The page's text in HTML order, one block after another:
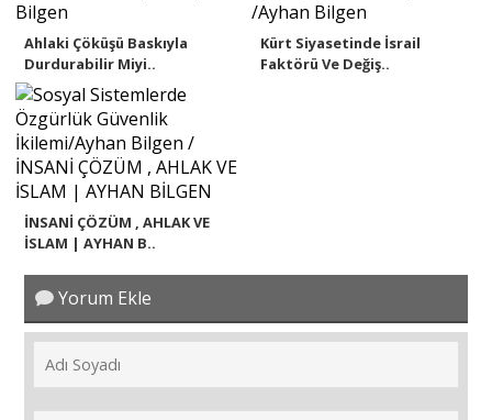
Ahlaki Çöküşü Baskıyla
Durdurabilir Miyi..
Kürt Siyasetinde İsrail
Faktörü Ve Değiş..
İNSANİ ÇÖZÜM , AHLAK VE
İSLAM | AYHAN B..
Yorum Ekle